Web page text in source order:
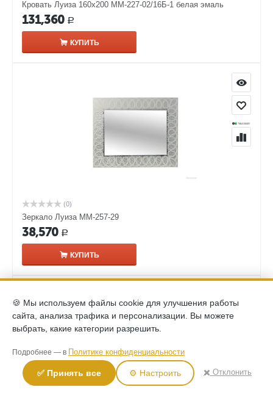
Кровать Луиза 160х200 ММ-227-02/16Б-1 белая эмаль
131,360 Р
КУПИТЬ
(0)
Зеркало Луиза ММ-257-29
38,570 Р
КУПИТЬ
🍪 Мы используем файлы cookie для улучшения работы
сайта, анализа трафика и персонализации. Вы можете
выбрать, какие категории разрешить.
Подробнее — в Политике конфиденциальности
✅ Принять все ⚙️ Настроить ✖️ Отклонить